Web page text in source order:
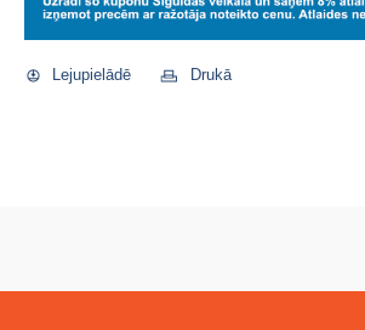
Lejupielādē Drukā